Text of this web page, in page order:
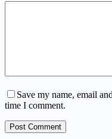
Save my name, email
time I comment.
Post Comment